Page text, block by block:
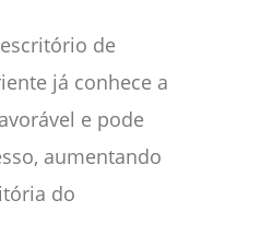
de
já conhece a
e pode
aumentando
do